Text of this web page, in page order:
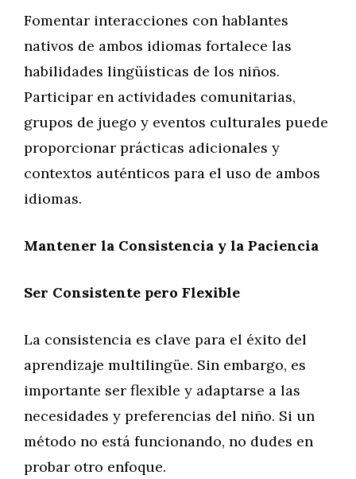
Fomentar interacciones con hablantes
nativos de ambos idiomas fortalece las
habilidades lingüísticas de los niños.
Participar en actividades comunitarias,
grupos de juego y eventos culturales puede
proporcionar prácticas adicionales y
contextos auténticos para el uso de ambos
idiomas.
Mantener la Consistencia y la Paciencia
Ser Consistente pero Flexible
La consistencia es clave para el éxito del
aprendizaje multilingüe. Sin embargo, es
importante ser flexible y adaptarse a las
necesidades y preferencias del niño. Si un
método no está funcionando, no dudes en
probar otro enfoque.